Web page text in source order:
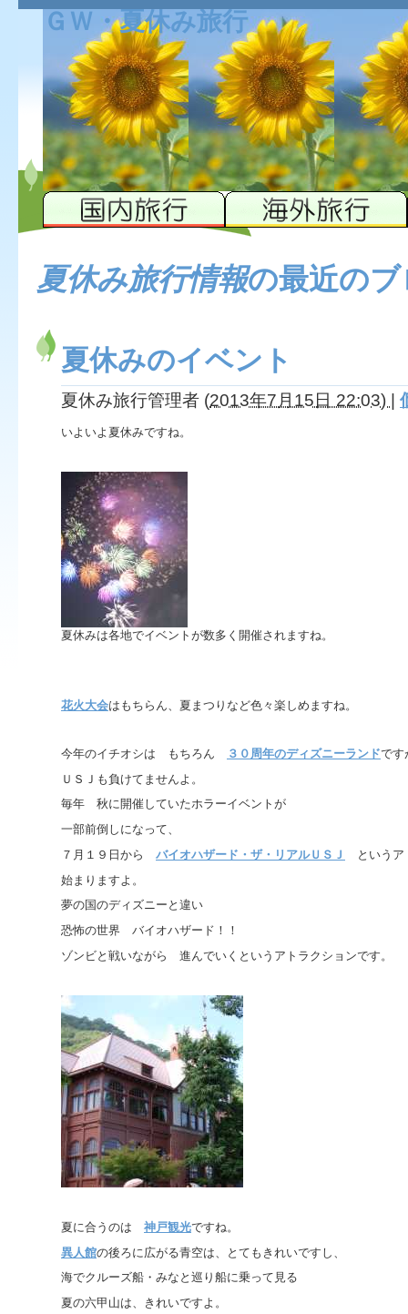
ＧＷ・夏休み旅行
夏休み旅行情報の最近の
夏休みのイベント
夏休み旅行管理者 (2013年7月15日 22:03) |
いよいよ夏休みですね。
夏休みは各地でイベントが数多く開催されますね。
花火大会はもちらん、夏まつりなど色々楽しめますね。
今年のイチオシは もちろん ３０周年のディズニーランドです
ＵＳＪも負けてませんよ。
毎年 秋に開催していたホラーイベントが
一部前倒しになって、
７月１９日から バイオハザード・ザ・リアルＵＳＪ
というア
始まりますよ。
夢の国のディズニーと違い
恐怖の世界 バイオハザード！！
ゾンビと戦いながら 進んでいくというアトラクションです。
夏に合うのは 神戸観光ですね。
異人館の後ろに広がる青空は、とてもきれいですし、
海でクルーズ船・みなと巡り船に乗って見る
夏の六甲山は、きれいですよ。